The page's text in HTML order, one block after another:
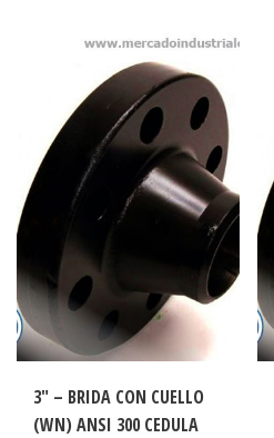
3″ – BRIDA CON CUELLO
(WN) ANSI 300 CEDULA